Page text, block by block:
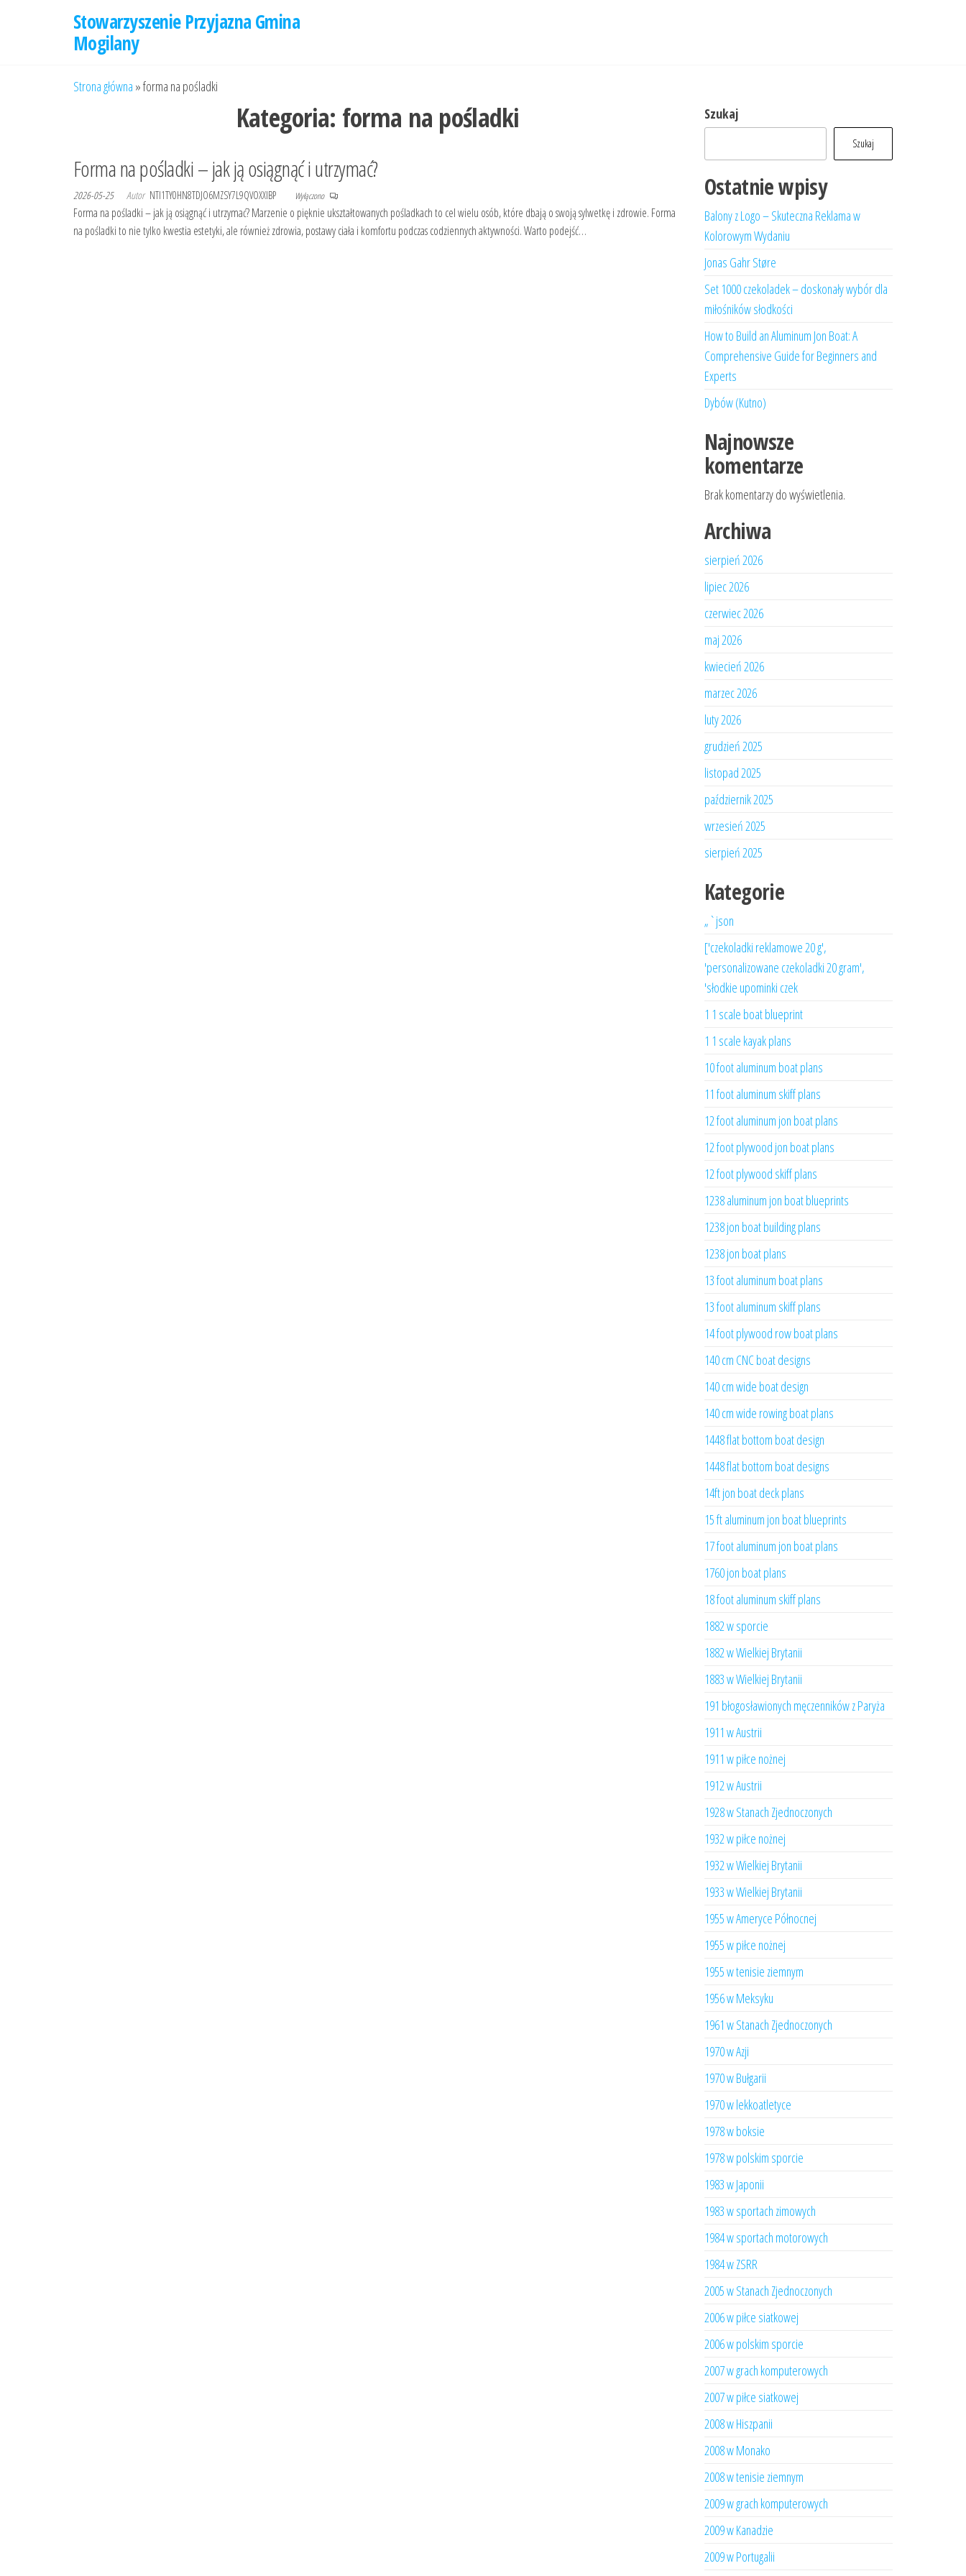
Stowarzyszenie Przyjazna Gmina
Mogilany
Strona główna »forma na pośladki
Kategoria: forma na pośladki
Forma na pośladki – jak ją osiągnąć i utrzymać?
2026-05-25 Autor NTI1TY0HN8TDJO6MZSY7L9QVOXXIBP Wyłączono
Forma na pośladki – jak ją osiągnąć i utrzymać? Marzenie o pięknie ukształtowanych pośladkach to cel wielu osób, które dbają o swoją sylwetkę i zdrowie. Forma
na pośladki to nie tylko kwestia estetyki, ale również zdrowia, postawy ciała i komfortu podczas codziennych aktywności. Warto podejść…
Szukaj
Szukaj
Ostatnie wpisy
Balony z Logo – Skuteczna Reklama w
Kolorowym Wydaniu
Jonas Gahr Støre
Set 1000 czekoladek – doskonały wybór dla
miłośników słodkości
How to Build an Aluminum Jon Boat: A
Comprehensive Guide for Beginners and
Experts
Dybów (Kutno)
Najnowsze
komentarze
Brak komentarzy do wyświetlenia.
Archiwa
sierpień 2026
lipiec 2026
czerwiec 2026
maj 2026
kwiecień 2026
marzec 2026
luty 2026
grudzień 2025
listopad 2025
październik 2025
wrzesień 2025
sierpień 2025
Kategorie
„`json
['czekoladki reklamowe 20 g',
'personalizowane czekoladki 20 gram',
'słodkie upominki czek
1 1 scale boat blueprint
1 1 scale kayak plans
10 foot aluminum boat plans
11 foot aluminum skiff plans
12 foot aluminum jon boat plans
12 foot plywood jon boat plans
12 foot plywood skiff plans
1238 aluminum jon boat blueprints
1238 jon boat building plans
1238 jon boat plans
13 foot aluminum boat plans
13 foot aluminum skiff plans
14 foot plywood row boat plans
140 cm CNC boat designs
140 cm wide boat design
140 cm wide rowing boat plans
1448 flat bottom boat design
1448 flat bottom boat designs
14ft jon boat deck plans
15 ft aluminum jon boat blueprints
17 foot aluminum jon boat plans
1760 jon boat plans
18 foot aluminum skiff plans
1882 w sporcie
1882 w Wielkiej Brytanii
1883 w Wielkiej Brytanii
191 błogosławionych męczenników z Paryża
1911 w Austrii
1911 w piłce nożnej
1912 w Austrii
1928 w Stanach Zjednoczonych
1932 w piłce nożnej
1932 w Wielkiej Brytanii
1933 w Wielkiej Brytanii
1955 w Ameryce Północnej
1955 w piłce nożnej
1955 w tenisie ziemnym
1956 w Meksyku
1961 w Stanach Zjednoczonych
1970 w Azji
1970 w Bułgarii
1970 w lekkoatletyce
1978 w boksie
1978 w polskim sporcie
1983 w Japonii
1983 w sportach zimowych
1984 w sportach motorowych
1984 w ZSRR
2005 w Stanach Zjednoczonych
2006 w piłce siatkowej
2006 w polskim sporcie
2007 w grach komputerowych
2007 w piłce siatkowej
2008 w Hiszpanii
2008 w Monako
2008 w tenisie ziemnym
2009 w grach komputerowych
2009 w Kanadzie
2009 w Portugalii